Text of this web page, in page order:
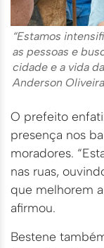
“Estamos
as pessoas e
cidade e a vida
Anderson
O prefeito
presença nos
moradores.
nas ruas,
que melhorem
afirmou.
Bestene